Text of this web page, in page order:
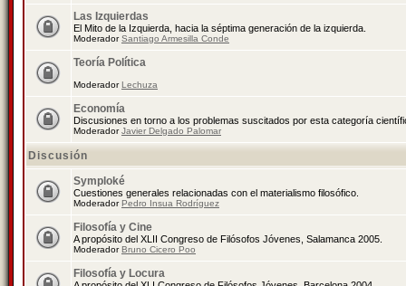
Las Izquierdas
El Mito de la Izquierda, hacia la séptima generación de la izquierda.
ModeradorSantiago Armesilla Conde
Teoría Política
ModeradorLechuza
Economía
Discusiones en torno a los problemas suscitados por esta categoría
ModeradorJavier Delgado Palomar
Discusión
Symploké
Cuestiones generales relacionadas con el materialismo filosófico.
ModeradorPedro Insua Rodríguez
Filosofía y Cine
A propósito del XLII Congreso de Filósofos Jóvenes, Salamanca 2005.
ModeradorBruno Cicero Poo
Filosofía y Locura